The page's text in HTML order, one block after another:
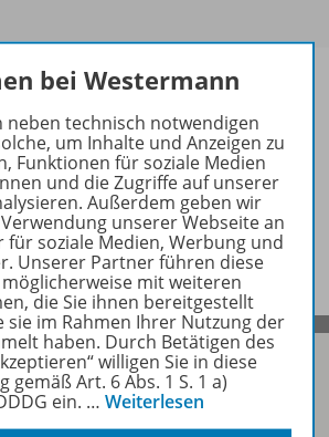
folgenden Werken
bei Westermann
neben technisch notwendigen
um Inhalte und Anzeigen zu
Funktionen für soziale Medien
und die Zugriffe auf unserer
Außerdem geben wir
unserer Webseite an
für soziale Medien, Werbung und
Unserer Partner führen diese
mit weiteren
die Sie ihnen bereitgestellt
sie im Rahmen Ihrer Nutzung der
haben. Durch Betätigen des
willigen Sie in diese
gemäß Art. 6 Abs. 1 S. 1 a)
ein. … Weiterlesen